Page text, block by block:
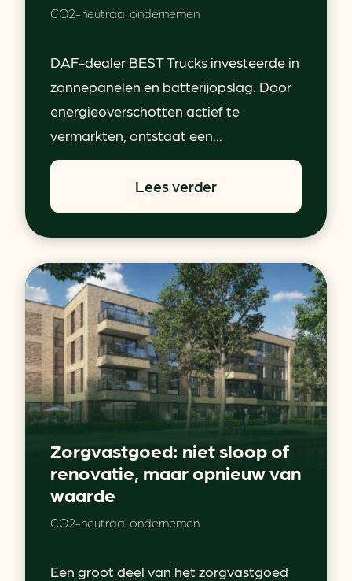
CO2-neutraal ondernemen
DAF-dealer BEST Trucks investeerde in
zonnepanelen en batterijopslag. Door
energieoverschotten actief te
vermarkten, ontstaat een...
Lees verder
Zorgvastgoed: niet sloop of
renovatie, maar opnieuw van
waarde
CO2-neutraal ondernemen
Een groot deel van het zorgvastgoed